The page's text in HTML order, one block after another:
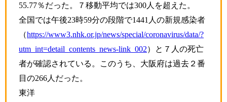
55.77％だった。７移動平均では300人を超えた。
全国では午後23時59分の段階で1441人の新規感染者
（https://www3.nhk.or.jp/news/special/coronavirus/data/?
utm_int=detail_contents_news-link_002）と７人の死亡
者が確認されている。このうち、大阪府は過去２番
目の266人だった。
東洋